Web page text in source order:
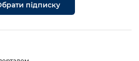
підписку